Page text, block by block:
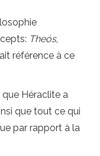
Theós,
référence à ce
Héraclite a
que tout ce qui
par rapport à la